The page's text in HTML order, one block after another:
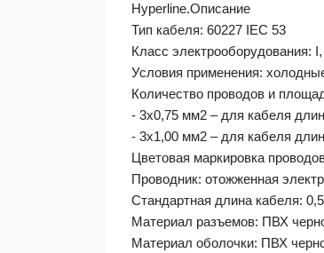
Hyperline.Описание
Тип кабеля: 60227 IEC 53
Класс электрооборудования: I,
Условия применения:
Количество проводов и
- 3x0,75 мм2 – для кабеля
- 3x1,00 мм2 – для кабеля
Цветовая маркировка
Проводник: отожженная
Стандартная длина кабеля:
Материал разъемов: ПВХ
Материал оболочки: ПВХ